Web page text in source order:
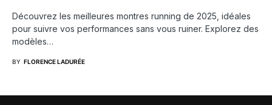
Découvrez les meilleures montres running de 2025, idéales
pour suivre vos performances sans vous ruiner. Explorez des
modèles…
BY FLORENCE LADURÉE